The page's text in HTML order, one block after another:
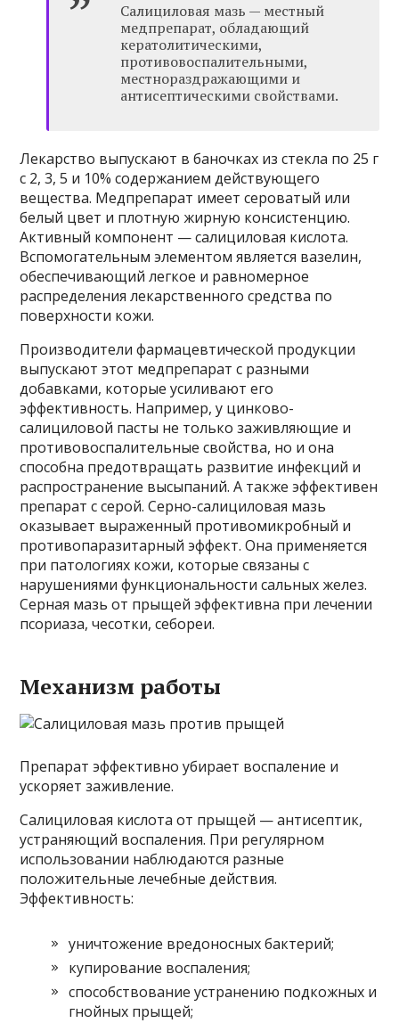
Салициловая мазь — местный
медпрепарат, обладающий
кератолитическими,
противовоспалительными,
местнораздражающими и
антисептическими свойствами.
Лекарство выпускают в баночках из стекла по 25 г
с 2, 3, 5 и 10% содержанием действующего
вещества. Медпрепарат имеет сероватый или
белый цвет и плотную жирную консистенцию.
Активный компонент — салициловая кислота.
Вспомогательным элементом является вазелин,
обеспечивающий легкое и равномерное
распределения лекарственного средства по
поверхности кожи.
Производители фармацевтической продукции
выпускают этот медпрепарат с разными
добавками, которые усиливают его
эффективность. Например, у цинково-
салициловой пасты не только заживляющие и
противовоспалительные свойства, но и она
способна предотвращать развитие инфекций и
распространение высыпаний. А также эффективен
препарат с серой. Серно-салициловая мазь
оказывает выраженный противомикробный и
противопаразитарный эффект. Она применяется
при патологиях кожи, которые связаны с
нарушениями функциональности сальных желез.
Серная мазь от прыщей эффективна при лечении
псориаза, чесотки, себореи.
Механизм работы
Препарат эффективно убирает воспаление и
ускоряет заживление.
Салициловая кислота от прыщей — антисептик,
устраняющий воспаления. При регулярном
использовании наблюдаются разные
положительные лечебные действия.
Эффективность:
уничтожение вредоносных бактерий;
купирование воспаления;
способствование устранению подкожных и
гнойных прыщей;